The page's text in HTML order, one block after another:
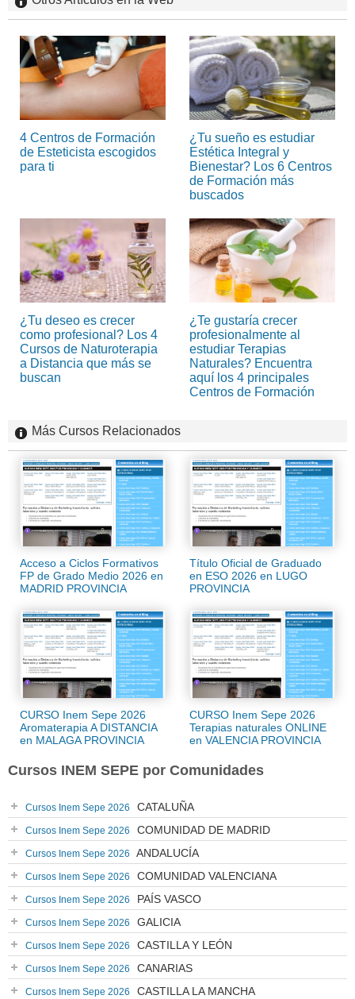
4 Centros de Formación
de Esteticista escogidos
para ti
¿Tu sueño es estudiar
Estética Integral y
Bienestar? Los 6 Centros
de Formación más
buscados
¿Tu deseo es crecer
como profesional? Los 4
Cursos de Naturoterapia
a Distancia que más se
buscan
¿Te gustaría crecer
profesionalmente al
estudiar Terapias
Naturales? Encuentra
aquí los 4 principales
Centros de Formación
Más Cursos Relacionados
Acceso a Ciclos Formativos
FP de Grado Medio 2026 en
MADRID PROVINCIA
Título Oficial de Graduado
en ESO 2026 en LUGO
PROVINCIA
CURSO Inem Sepe 2026
Aromaterapia A DISTANCIA
en MALAGA PROVINCIA
CURSO Inem Sepe 2026
Terapias naturales ONLINE
en VALENCIA PROVINCIA
Cursos INEM SEPE por Comunidades
Cursos Inem Sepe 2026 CATALUÑA
Cursos Inem Sepe 2026 COMUNIDAD DE MADRID
Cursos Inem Sepe 2026 ANDALUCÍA
Cursos Inem Sepe 2026 COMUNIDAD VALENCIANA
Cursos Inem Sepe 2026 PAÍS VASCO
Cursos Inem Sepe 2026 GALICIA
Cursos Inem Sepe 2026 CASTILLA Y LEÓN
Cursos Inem Sepe 2026 CANARIAS
Cursos Inem Sepe 2026 CASTILLA LA MANCHA